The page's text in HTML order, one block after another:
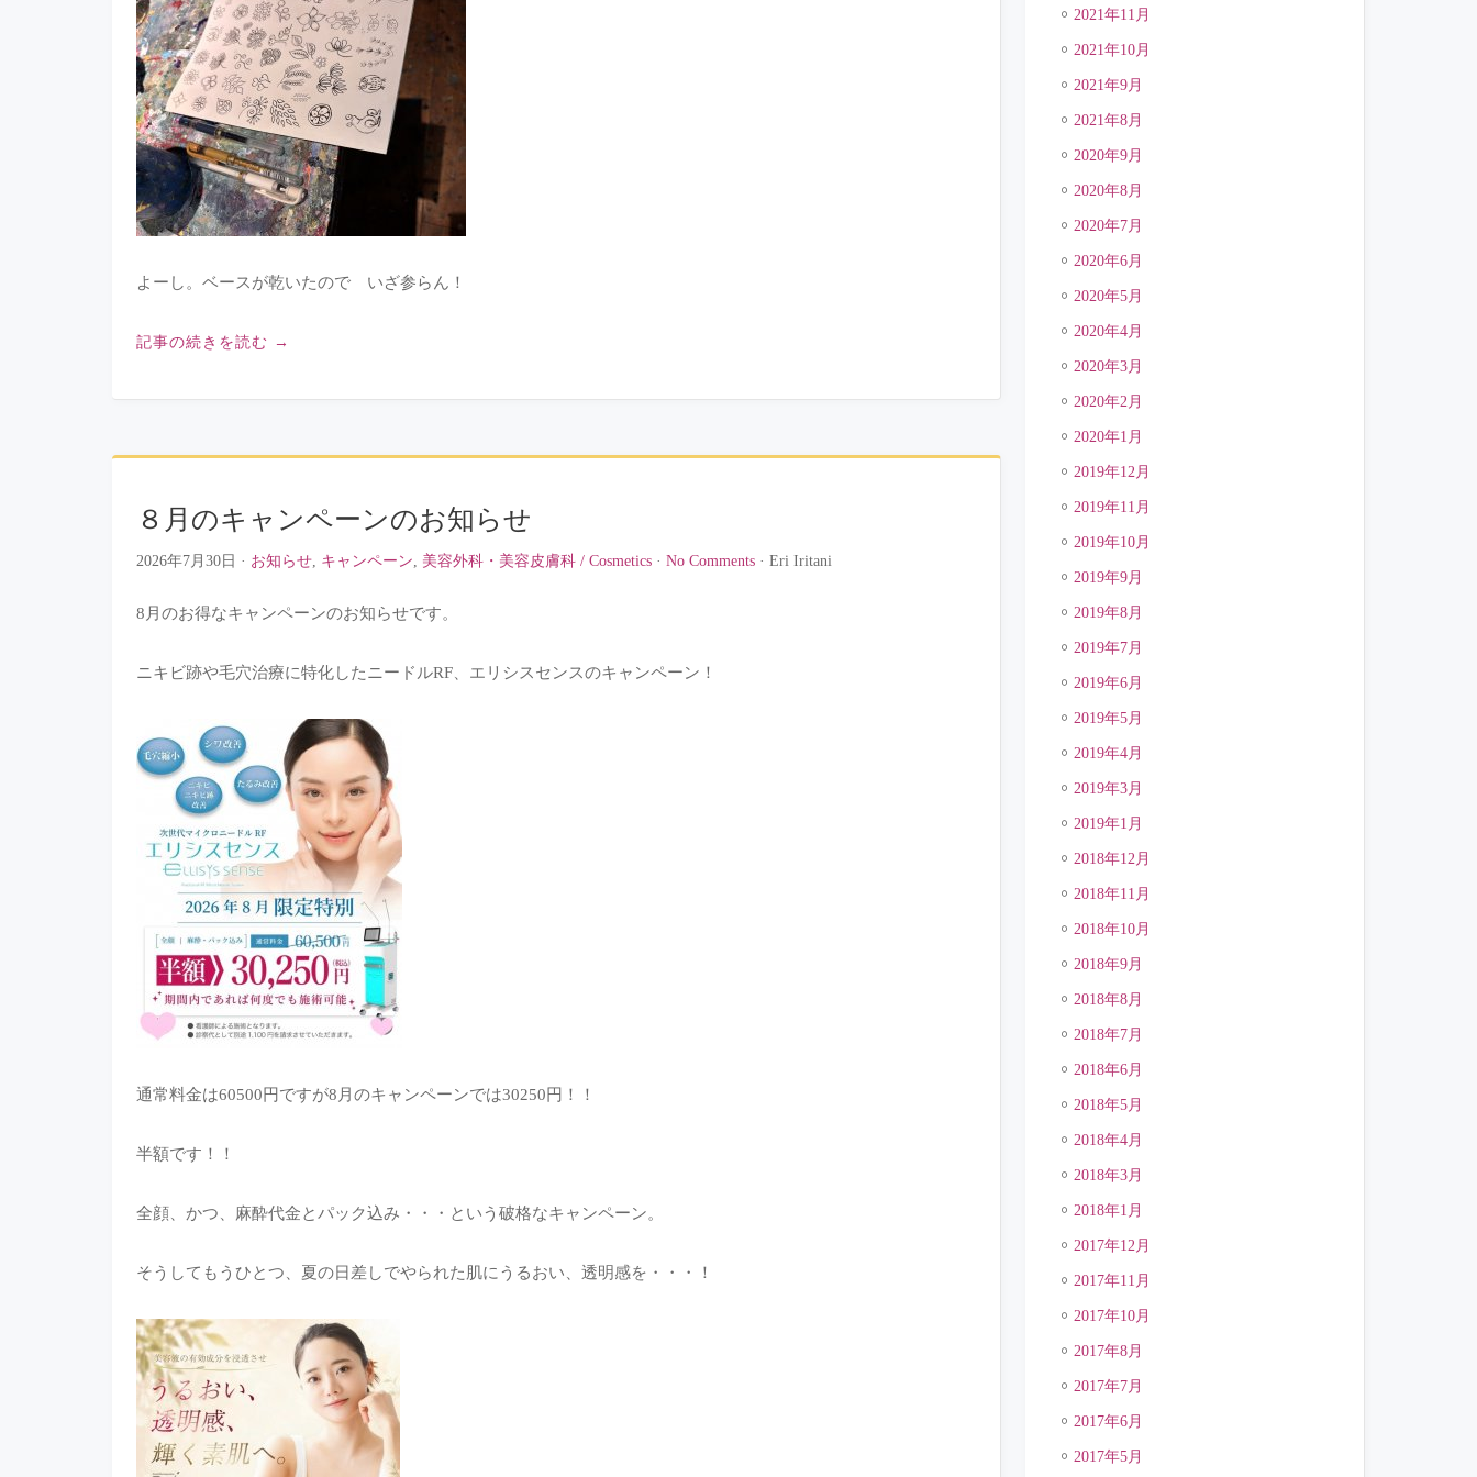
よーし。ベースが乾いたので いざ参らん！
記事の続きを読む →
８月のキャンペーンのお知らせ
2026年7月30日 · お知らせ キャンペーン 美容外科・美容皮膚科 / Cosmetics · No Comments · Eri Iritani
8月のお得なキャンペーンのお知らせです。
ニキビ跡や毛穴治療に特化したニードルRF、エリシスセンスのキャンペーン！
通常料金は60500円ですが8月のキャンペーンでは30250円！！
半額です！！
全顔、かつ、麻酔代金とパック込み・・・という破格なキャンペーン。
そうしてもうひとつ、夏の日差しでやられた肌にうるおい、透明感を・・・！
2021年11月
2021年10月
2021年9月
2021年8月
2020年9月
2020年8月
2020年7月
2020年6月
2020年5月
2020年4月
2020年3月
2020年2月
2020年1月
2019年12月
2019年11月
2019年10月
2019年9月
2019年8月
2019年7月
2019年6月
2019年5月
2019年4月
2019年3月
2019年1月
2018年12月
2018年11月
2018年10月
2018年9月
2018年8月
2018年7月
2018年6月
2018年5月
2018年4月
2018年3月
2018年1月
2017年12月
2017年11月
2017年10月
2017年8月
2017年7月
2017年6月
2017年5月